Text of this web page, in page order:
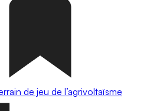
de jeu de l’agrivoltaïsme